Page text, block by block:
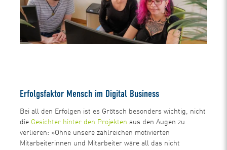
Erfolgsfaktor Mensch im Digital Business
Bei all den Erfolgen ist es Grötsch besonders wichtig, nicht
die Gesichter hinter den Projektenaus den Augen zu
verlieren: »Ohne unsere zahlreichen motivierten
Mitarbeiterinnen und Mitarbeiter wäre all das nicht